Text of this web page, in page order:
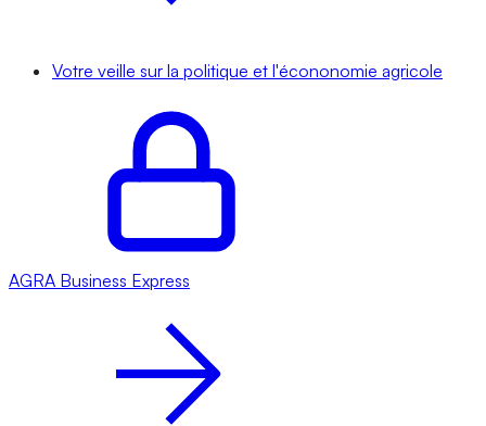
Votre veille sur la politique et l'écononomie agricole
AGRA Business Express